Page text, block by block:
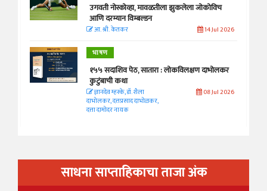
उगवती नोस्कोव्हा, मावळतीला झुकलेला जोकोविच
आणि दरम्यान विम्बल्डन
आ. श्री. केतकर 14 Jul 2026
भाषण
१५५ सदाशिव पेठ, सातारा : लोकविलक्षण दाभोलकर
कुटुंबाची कथा
ज्ञानदेव म्हस्के, डॉ. शैला
दाभोलकर, दत्तप्रसाद दाभोळकर,
दत्ता दामोदर नायक
08 Jul 2026
साधना साप्ताहिकाचा ताजा अंक